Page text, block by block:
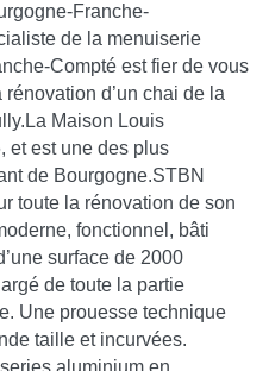
Franche-
de la menuiserie
Compté est fier de vous
d’un chai de la
Maison Louis
et est une des plus
de Bourgogne.STBN
toute la rénovation de son
fonctionnel, bâti
surface de 2000
de toute la partie
Une prouesse technique
taille et incurvées.
aluminium en